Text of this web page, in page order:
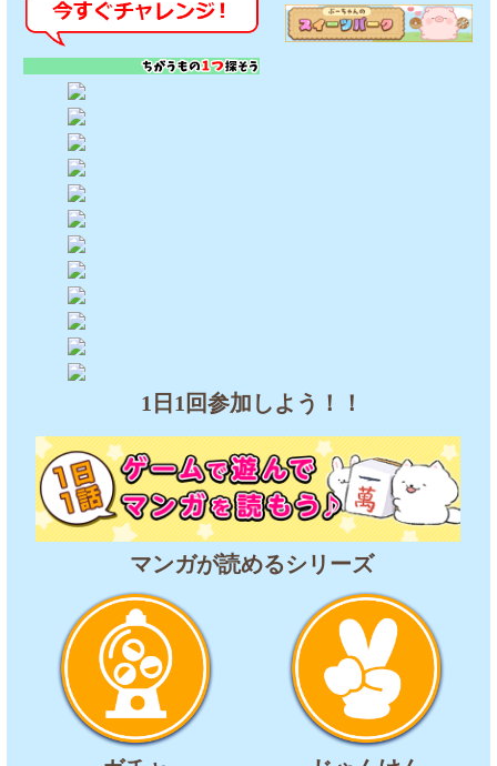
1日1回参加しよう！！
マンガが読めるシリーズ